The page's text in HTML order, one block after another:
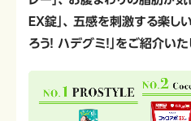
ＥＸ錠」、
五感を刺激する楽し
ろう！ ハデグミ！」をご紹介いた